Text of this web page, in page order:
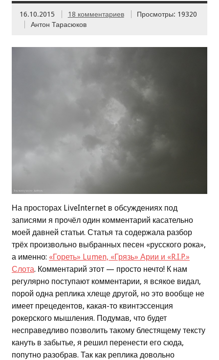
16.10.2015 18 комментариев
Просмотры: 19320
Антон Тарасюков
На просторах LiveInternet в обсуждениях под
записями я прочёл один комментарий касательно
моей давней статьи. Статья та содержала разбор
трёх произвольно выбранных песен «русского рока»,
а именно: «Гореть» Lumen, «Грязь» Арии и «R.I.P.»
Слота. Комментарий этот — просто нечто! К нам
регулярно поступают комментарии, я всякое видал,
порой одна реплика хлеще другой, но это вообще не
имеет прецедентов, какая-то квинтэссенция
рокерского мышления. Подумав, что будет
несправедливо позволить такому блестящему тексту
кануть в забытье, я решил перенести его сюда,
попутно разобрав. Так как реплика довольно